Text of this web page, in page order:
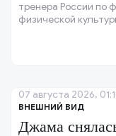
тренера России по
физической
ВНЕШНИЙ ВИД
Джама
07 августа 2026,